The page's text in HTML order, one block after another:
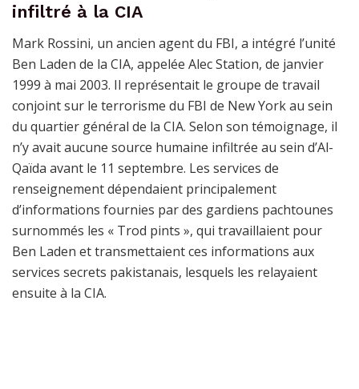
infiltré à la CIA
Mark Rossini, un ancien agent du FBI, a intégré l’unité
Ben Laden de la CIA, appelée Alec Station, de janvier
1999 à mai 2003. Il représentait le groupe de travail
conjoint sur le terrorisme du FBI de New York au sein
du quartier général de la CIA. Selon son témoignage, il
n’y avait aucune source humaine infiltrée au sein d’Al-
Qaïda avant le 11 septembre. Les services de
renseignement dépendaient principalement
d’informations fournies par des gardiens pachtounes
surnommés les « Trod pints », qui travaillaient pour
Ben Laden et transmettaient ces informations aux
services secrets pakistanais, lesquels les relayaient
ensuite à la CIA.